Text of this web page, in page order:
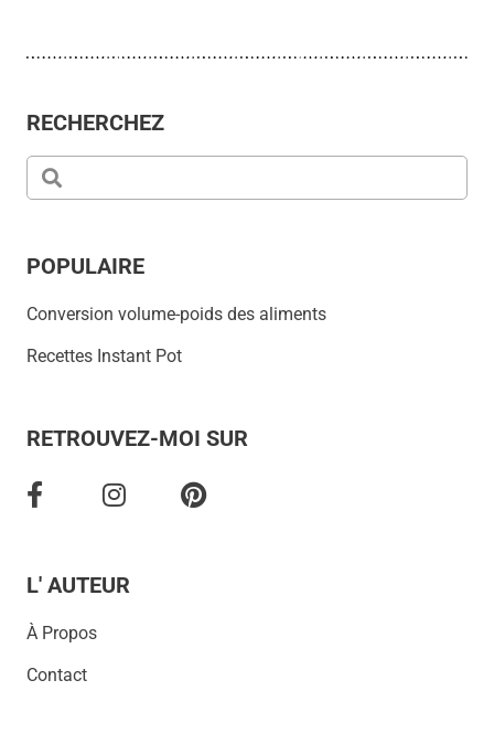
RECHERCHEZ
POPULAIRE
Conversion volume-poids des aliments
Recettes Instant Pot
RETROUVEZ-MOI SUR
L' AUTEUR
À Propos
Contact